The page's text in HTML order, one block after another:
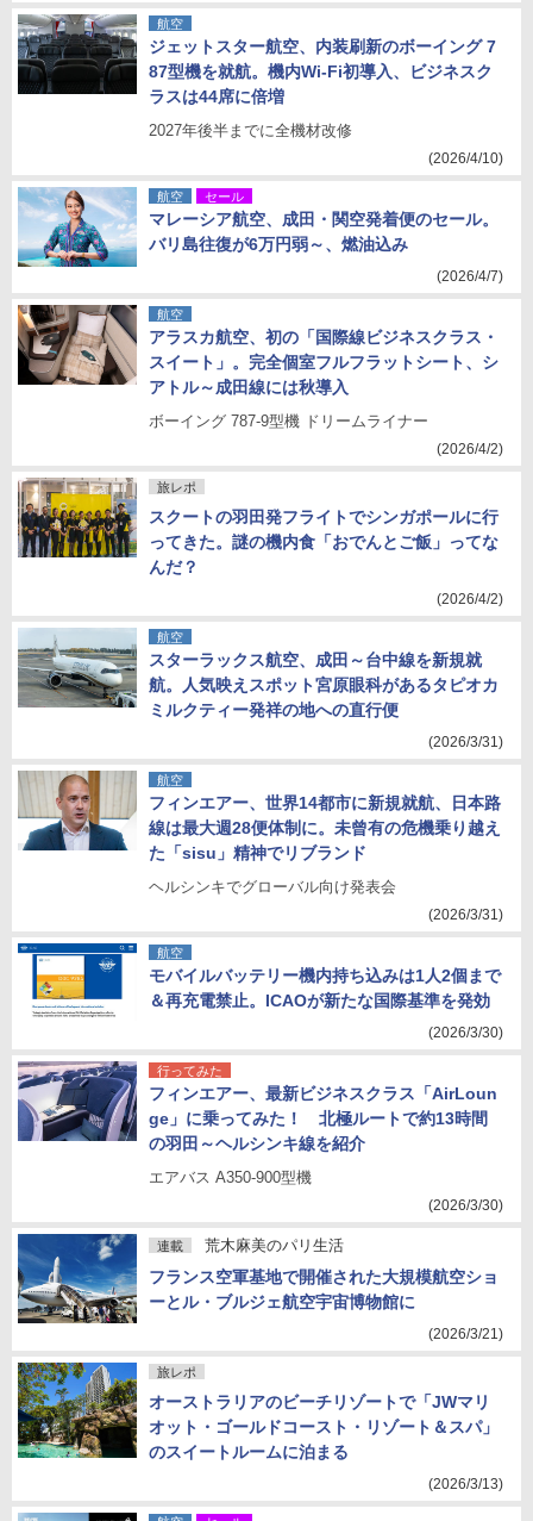
航空
ジェットスター航空、内装刷新のボーイング 7
87型機を就航。機内Wi-Fi初導入、ビジネスク
ラスは44席に倍増
2027年後半までに全機材改修
(2026/4/10)
航空 セール
マレーシア航空、成田・関空発着便のセール。
バリ島往復が6万円弱～、燃油込み
(2026/4/7)
航空
アラスカ航空、初の「国際線ビジネスクラス・
スイート」。完全個室フルフラットシート、シ
アトル～成田線には秋導入
ボーイング 787-9型機 ドリームライナー
(2026/4/2)
旅レポ
スクートの羽田発フライトでシンガポールに行
ってきた。謎の機内食「おでんとご飯」ってな
んだ？
(2026/4/2)
航空
スターラックス航空、成田～台中線を新規就
航。人気映えスポット宮原眼科があるタピオカ
ミルクティー発祥の地への直行便
(2026/3/31)
航空
フィンエアー、世界14都市に新規就航、日本路
線は最大週28便体制に。未曾有の危機乗り越え
た「sisu」精神でリブランド
ヘルシンキでグローバル向け発表会
(2026/3/31)
航空
モバイルバッテリー機内持ち込みは1人2個まで
＆再充電禁止。ICAOが新たな国際基準を発効
(2026/3/30)
行ってみた
フィンエアー、最新ビジネスクラス「AirLoun
ge」に乗ってみた！ 北極ルートで約13時間
の羽田～ヘルシンキ線を紹介
エアバス A350-900型機
(2026/3/30)
連載 荒木麻美のパリ生活
フランス空軍基地で開催された大規模航空ショ
ーとル・ブルジェ航空宇宙博物館に
(2026/3/21)
旅レポ
オーストラリアのビーチリゾートで「JWマリ
オット・ゴールドコースト・リゾート＆スパ」
のスイートルームに泊まる
(2026/3/13)